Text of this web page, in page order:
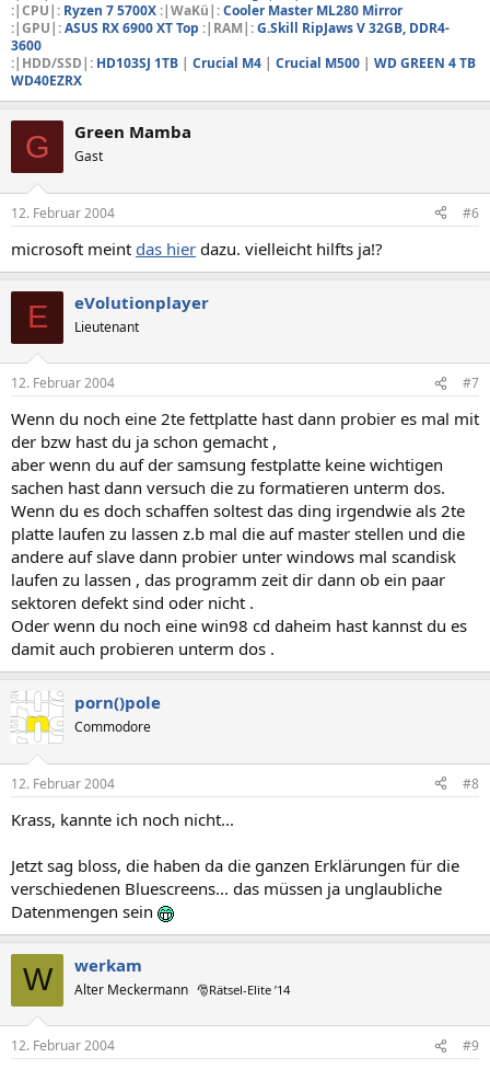
:|CPU|: Ryzen 7 5700X :|WaKü|:Cooler Master ML280 Mirror
:|GPU|:ASUS RX 6900 XT Top :|RAM|:G.Skill RipJaws V 32GB, DDR4-
3600
:|HDD/SSD|: HD103SJ 1TB | Crucial M4 | Crucial M500 | WD GREEN 4 TB
WD40EZRX
G Green Mamba
Gast
12. Februar 2004 #6
microsoft meint das hier dazu. vielleicht hilfts ja!?
E eVolutionplayer
Lieutenant
12. Februar 2004 #7
Wenn du noch eine 2te fettplatte hast dann probier es mal mit
der bzw hast du ja schon gemacht ,
aber wenn du auf der samsung festplatte keine wichtigen
sachen hast dann versuch die zu formatieren unterm dos.
Wenn du es doch schaffen soltest das ding irgendwie als 2te
platte laufen zu lassen z.b mal die auf master stellen und die
andere auf slave dann probier unter windows mal scandisk
laufen zu lassen , das programm zeit dir dann ob ein paar
sektoren defekt sind oder nicht .
Oder wenn du noch eine win98 cd daheim hast kannst du es
damit auch probieren unterm dos .
porn()pole
Commodore
12. Februar 2004 #8
Krass, kannte ich noch nicht...
Jetzt sag bloss, die haben da die ganzen Erklärungen für die
verschiedenen Bluescreens... das müssen ja unglaubliche
Datenmengen sein
W werkam
Alter Meckermann 🎅Rätsel-Elite ’14
12. Februar 2004 #9